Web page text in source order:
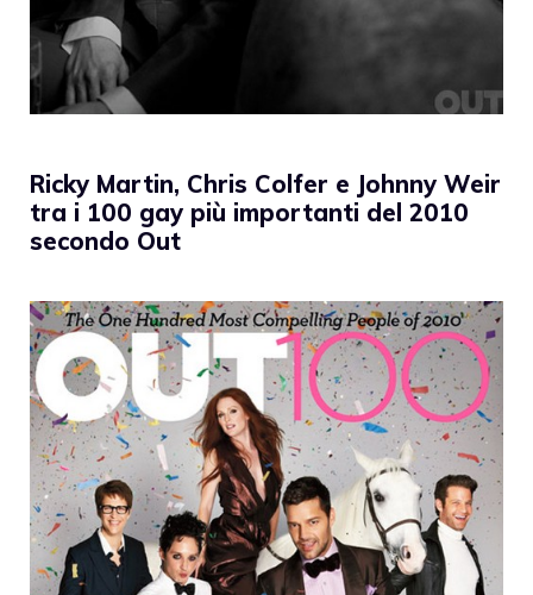
Ricky Martin, Chris Colfer e Johnny Weir
tra i 100 gay più importanti del 2010
secondo Out